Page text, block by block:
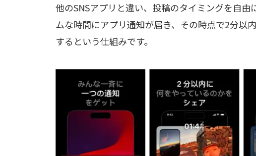
他のSNSアプリと違い、投稿のタイミングを自
ムな時間にアプリ通知が届き、その時点で2分以
するという仕組みです。